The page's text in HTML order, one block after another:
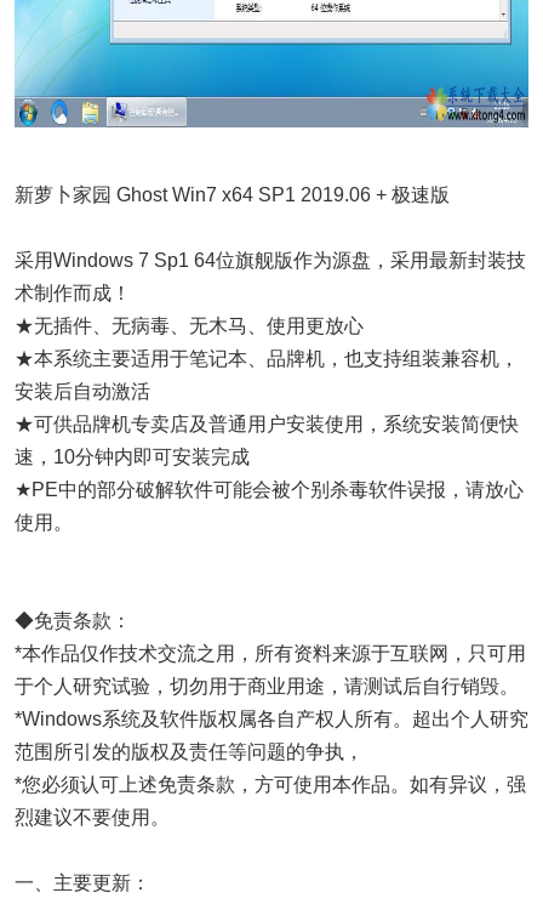
新萝卜家园 Ghost Win7 x64 SP1 2019.06 + 极速版
采用Windows 7 Sp1 64位旗舰版作为源盘，采用最新封装技
术制作而成！
★无插件、无病毒、无木马、使用更放心
★本系统主要适用于笔记本、品牌机，也支持组装兼容机，
安装后自动激活
★可供品牌机专卖店及普通用户安装使用，系统安装简便快
速，10分钟内即可安装完成
★PE中的部分破解软件可能会被个别杀毒软件误报，请放心
使用。
◆免责条款：
*本作品仅作技术交流之用，所有资料来源于互联网，只可用
于个人研究试验，切勿用于商业用途，请测试后自行销毁。
*Windows系统及软件版权属各自产权人所有。超出个人研究
范围所引发的版权及责任等问题的争执，
*您必须认可上述免责条款，方可使用本作品。如有异议，强
烈建议不要使用。
一、主要更新：